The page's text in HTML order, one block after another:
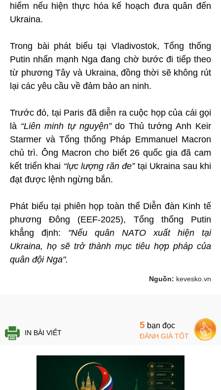
hiểm nếu hiện thực hóa kế hoạch đưa quân đến
Ukraina.
Trong bài phát biểu tại Vladivostok, Tổng thống
Putin nhấn mạnh Nga đang chờ bước đi tiếp theo
từ phương Tây và Ukraina, đồng thời sẽ không rút
lại các yêu cầu về đảm bảo an ninh.
Trước đó, tại Paris đã diễn ra cuộc họp của cái gọi
là “Liên minh tự nguyện”do Thủ tướng Anh Keir
Starmer và Tổng thống Pháp Emmanuel Macron
chủ trì. Ông Macron cho biết 26 quốc gia đã cam
kết triển khai “lực lượng răn đe”tại Ukraina sau khi
đạt được lệnh ngừng bắn.
Phát biểu tại phiên họp toàn thể Diễn đàn Kinh tế
phương Đông (EEF-2025), Tổng thống Putin
khẳng định: "Nếu quân NATO xuất hiện tại
Ukraina, họ sẽ trở thành mục tiêu hợp pháp của
quân đội Nga".
Nguồn: kevesko.vn
IN BÀI VIẾT
5 bạn đọc
ĐÁNH GIÁ TỐT